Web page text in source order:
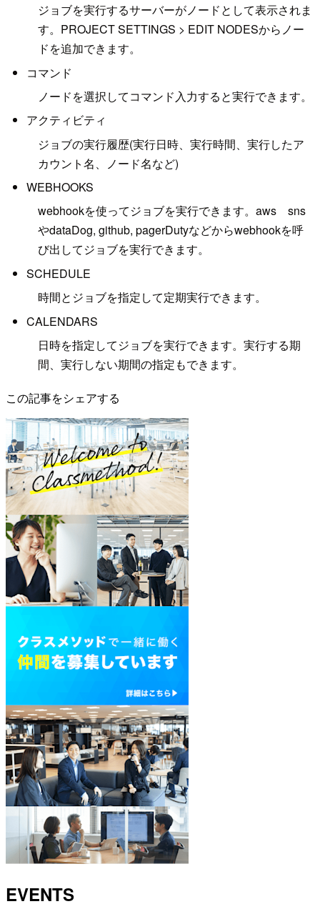
ジョブを実行するサーバーがノードとして表示されま
す。PROJECT SETTINGS > EDIT NODESからノー
ドを追加できます。
コマンド
ノードを選択してコマンド入力すると実行できます。
アクティビティ
ジョブの実行履歴(実行日時、実行時間、実行したア
カウント名、ノード名など)
WEBHOOKS
webhookを使ってジョブを実行できます。aws sns
やdataDog, github, pagerDutyなどからwebhookを呼
び出してジョブを実行できます。
SCHEDULE
時間とジョブを指定して定期実行できます。
CALENDARS
日時を指定してジョブを実行できます。実行する期
間、実行しない期間の指定もできます。
この記事をシェアする
EVENTS